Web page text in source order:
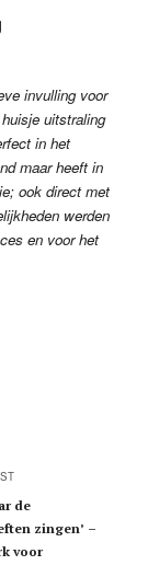
invulling voor
uitstraling
in het
maar heeft in
ook direct met
werden
en voor het
de
zingen’ –
voor